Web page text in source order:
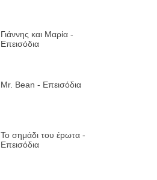
Γιάννης και Μαρία -
Επεισόδια
Mr. Bean - Επεισόδια
Το σημάδι του έpωτα -
Επεισόδια